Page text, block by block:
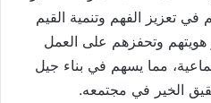
في تعزيز الفهم وتنمية القيم
وتحفزهم على العمل
مما يسهم في بناء جيل
الخير في مجتمعه.